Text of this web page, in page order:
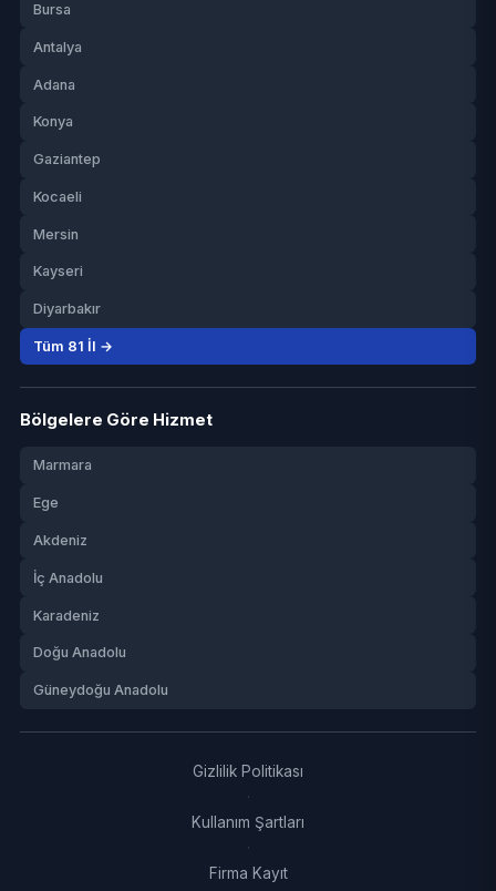
Bursa
Antalya
Adana
Konya
Gaziantep
Kocaeli
Mersin
Kayseri
Diyarbakır
Tüm 81 İl →
Bölgelere Göre Hizmet
Marmara
Ege
Akdeniz
İç Anadolu
Karadeniz
Doğu Anadolu
Güneydoğu Anadolu
Gizlilik Politikası
·
Kullanım Şartları
·
Firma Kayıt